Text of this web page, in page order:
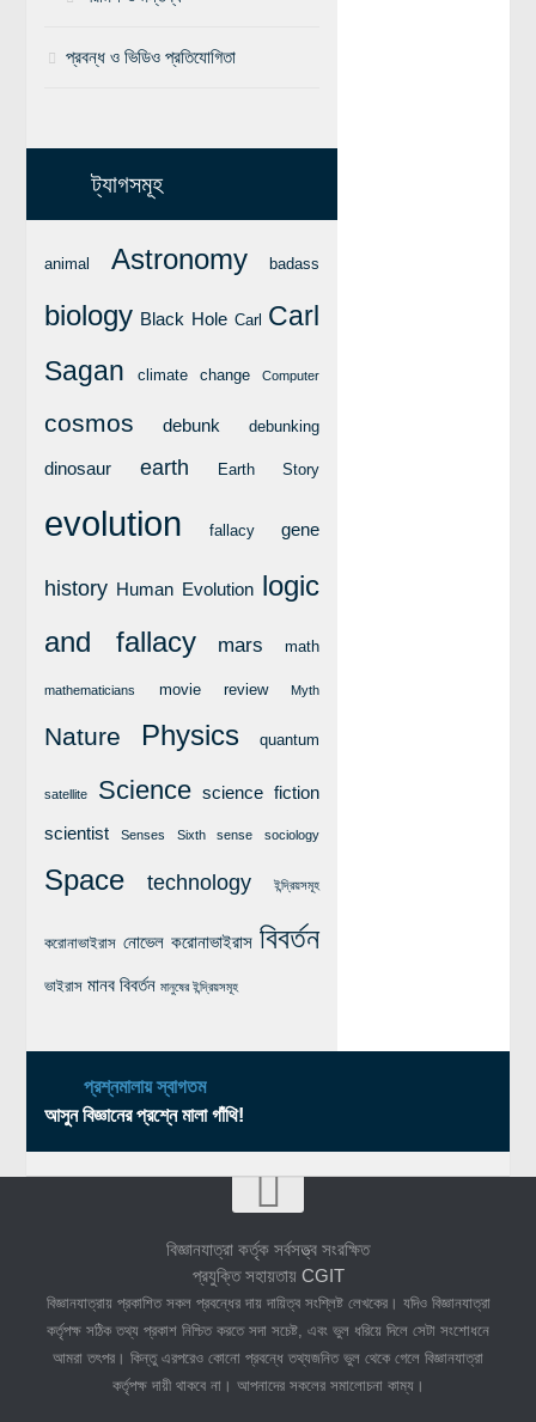
লেখকদের আঙিনা
বিজ্ঞানযাত্রায় লেখা জমা দেয়ার নির্দেশনাসমূহ
বিজ্ঞানযাত্রা সংবাদ/বিজ্ঞপ্তি
লক্ষ্য ও উদ্দেশ্য
লজিক এবং ফ্যালাসি
রিভিউ (বই/মুভি/সিরিজ)
বিজ্ঞান নিয়ে কার্টুন
বাংলাদেশের কথা
প্রবন্ধ ও ভিডিও প্রতিযোগিতা
ট্যাগসমূহ
animal Astronomy badass
biology Black Hole Carl Carl
Sagan
climate change Computer
cosmos debunk debunking
dinosaur earth Earth Story
evolution fallacy gene
history Human Evolution logic
and fallacy
mars math
mathematicians movie review Myth
Nature Physics quantum
satellite Science science fiction
scientist Senses Sixth sense sociology
Space technology ইন্দ্রিয়সমূহ
করোনাভাইরাস নোভেল করোনাভাইরাস বিবর্তন
ভাইরাস মানব বিবর্তন মানুষের ইন্দ্রিয়সমূহ
প্রশ্নমালায় স্বাগতম
আসুন বিজ্ঞানের প্রশ্নে মালা গাঁথি!
বিজ্ঞানযাত্রা কর্তৃক সর্বসত্ত্ব সংরক্ষিত
প্রযুক্তি সহায়তায় CGIT
বিজ্ঞানযাত্রায় প্রকাশিত সকল প্রবন্ধের দায় দায়িত্ব সংশ্লিষ্ট লেখকের। যদিও বিজ্ঞানযাত্রা
কর্তৃপক্ষ সঠিক তথ্য প্রকাশ নিশ্চিত করতে সদা সচেষ্ট, এবং ভুল ধরিয়ে দিলে সেটা সংশোধনে
আমরা তৎপর। কিন্তু এরপরেও কোনো প্রবন্ধে তথ্যজনিত ভুল থেকে গেলে বিজ্ঞানযাত্রা
কর্তৃপক্ষ দায়ী থাকবে না। আপনাদের সকলের সমালোচনা কাম্য।